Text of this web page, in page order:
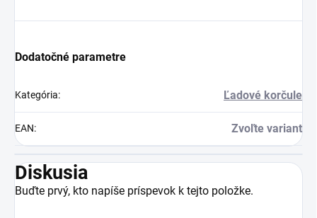
Dodatočné parametre
Kategória: Ľadové korčule
EAN: Zvoľte variant
Diskusia
Buďte prvý, kto napíše príspevok k tejto položke.